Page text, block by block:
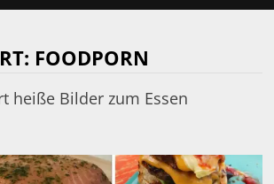
FOODPORN
heiße Bilder zum Essen